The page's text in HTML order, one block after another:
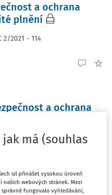
a ochrana
plnění
2/2021 - 114
a ochrana
Náhrada za ztrátu
újma; Nemoc z
plnění; Pohlavní
Pracovní
má (souhlas
sil přinášet vysokou úroveň
webových stránek. Mezi
fungovalo vyhledávání,